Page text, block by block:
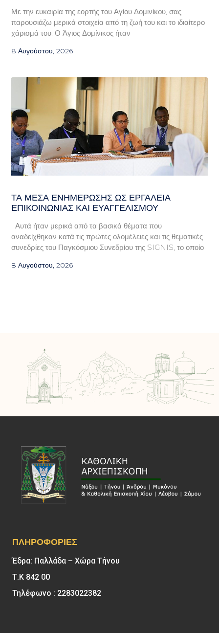
Με την ευκαιρία της εορτής του Αγίου Δομινίκου, σας
παρουσιάζω μερικά στοιχεία από τη ζωή του και το ιδιαίτερο
χάρισμά του. Ο Άγιος Δομίνικος ήταν
8 Αυγούστου, 2026
ΤΑ ΜΈΣΑ ΕΝΗΜΈΡΩΣΗΣ ΩΣ ΕΡΓΑΛΕΊΑ
ΕΠΙΚΟΙΝΩΝΊΑΣ ΚΑΙ ΕΥΑΓΓΕΛΙΣΜΟΎ
Αυτά ήταν μερικά από τα βασικά θέματα που
αναδείχθηκαν κατά τις πρώτες ολομέλειες και τις θεματικές
συνεδρίες του Παγκόσμιου Συνεδρίου της SIGNIS, το οποίο
8 Αυγούστου, 2026
ΠΛΗΡΟΦΟΡΊΕΣ
Έδρα: Παλλάδα – Χώρα Τήνου
Τ.Κ 842 00
Τηλέφωνο : 2283022382